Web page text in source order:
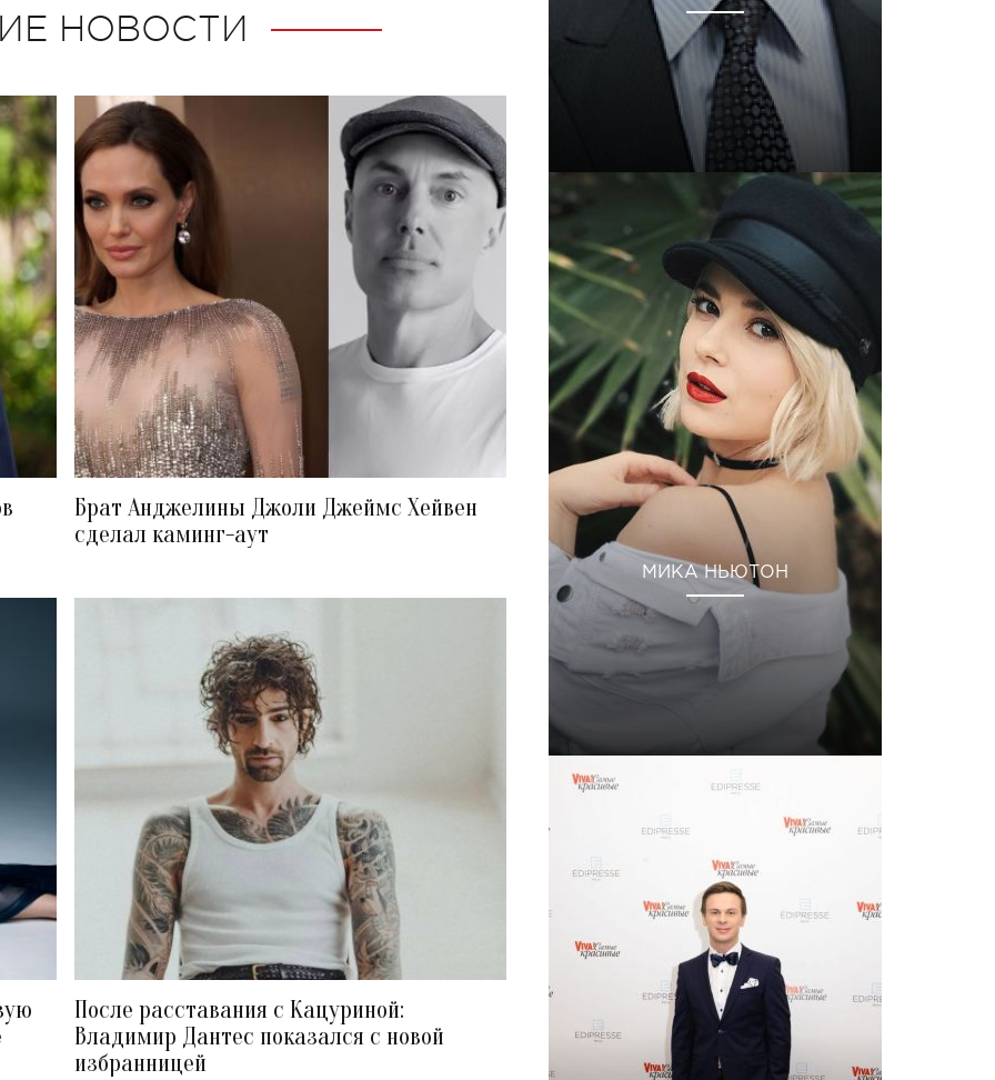
НОВОСТИ
Брат Анджелины Джоли Джеймс Хейвен
сделал каминг-аут
После расставания с Кацуриной:
Владимир Дантес показался с новой
избранницей
МИКА НЬЮТОН